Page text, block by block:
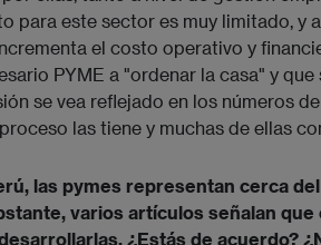
para este sector es muy limitado, y
el costo operativo y
PYME a "ordenar la casa" y
se vea reflejado en los números
las tiene y muchas de ellas
las pymes representan cerca
varios artículos señalan
¿Estás de acuerdo?